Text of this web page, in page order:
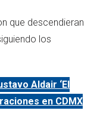
que descendieran
los
Aldair ‘El
en CDMX